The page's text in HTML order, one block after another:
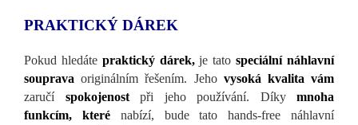
PRAKTICKÝ DÁREK
Pokud hledáte praktický dárek,je tatospeciální náhlavní
soupravaoriginálním řešením. Jeho vysoká kvalita vám
zaručí spokojenost při jeho používání. Díky mnoha
funkcím, které nabízí, bude tato hands-free náhlavní